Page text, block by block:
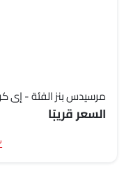
مرسيدس بنز الفئة - إي
السعر قريبًا
٣